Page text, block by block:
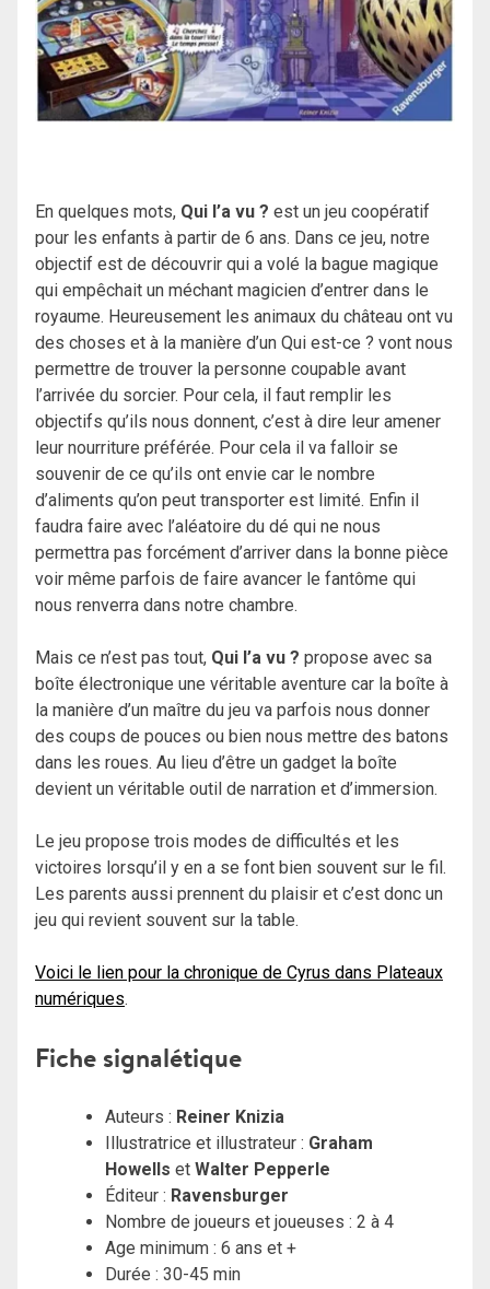
En quelques mots, Qui l’a vu ? est un jeu coopératif
pour les enfants à partir de 6 ans. Dans ce jeu, notre
objectif est de découvrir qui a volé la bague magique
qui empêchait un méchant magicien d’entrer dans le
royaume. Heureusement les animaux du château ont vu
des choses et à la manière d’un Qui est-ce ? vont nous
permettre de trouver la personne coupable avant
l’arrivée du sorcier. Pour cela, il faut remplir les
objectifs qu’ils nous donnent, c’est à dire leur amener
leur nourriture préférée. Pour cela il va falloir se
souvenir de ce qu’ils ont envie car le nombre
d’aliments qu’on peut transporter est limité. Enfin il
faudra faire avec l’aléatoire du dé qui ne nous
permettra pas forcément d’arriver dans la bonne pièce
voir même parfois de faire avancer le fantôme qui
nous renverra dans notre chambre.
Mais ce n’est pas tout, Qui l’a vu ? propose avec sa
boîte électronique une véritable aventure car la boîte à
la manière d’un maître du jeu va parfois nous donner
des coups de pouces ou bien nous mettre des batons
dans les roues. Au lieu d’être un gadget la boîte
devient un véritable outil de narration et d’immersion.
Le jeu propose trois modes de difficultés et les
victoires lorsqu’il y en a se font bien souvent sur le fil.
Les parents aussi prennent du plaisir et c’est donc un
jeu qui revient souvent sur la table.
Voici le lien pour la chronique de Cyrus dans Plateaux
numériques.
Fiche signalétique
Auteurs : Reiner Knizia
Illustratrice et illustrateur : Graham
Howells et Walter Pepperle
Éditeur : Ravensburger
Nombre de joueurs et joueuses : 2 à 4
Age minimum : 6 ans et +
Durée : 30-45 min